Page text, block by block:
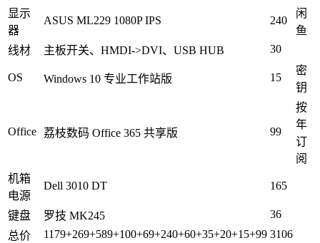
显示
器
ASUS ML229 1080P IPS 240
闲
鱼
线材
主板开关、HMDI->DVI、USB HUB 30
OS Windows 10 专业工作站版 15
密
钥
Office 荔枝数码 Office 365 共享版 99
按
年
订
阅
机箱
电源
Dell 3010 DT 165
键盘 罗技 MK245
36
总价
1179+269+589+100+69+240+60+35+20+15+99 3106